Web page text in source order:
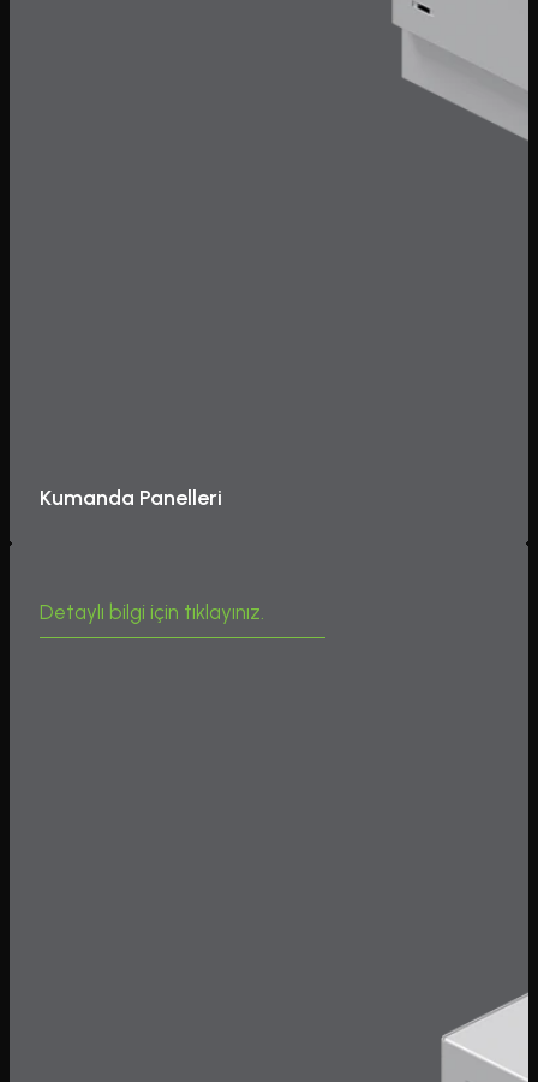
Kumanda Panelleri
Detaylı bilgi için tıklayınız.